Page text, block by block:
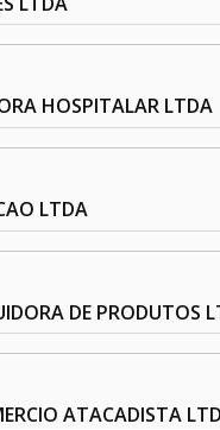
HOSPITALAR LTDA
LTDA
DE PRODUTOS
ATACADISTA